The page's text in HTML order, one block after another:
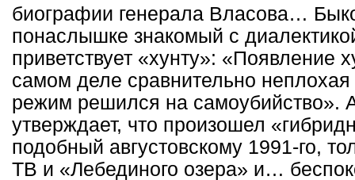
биографии генерала Власова…
понаслышке знакомый с
приветствует «хунту»: «Появление
самом деле сравнительно неплохая
режим решился на самоубийство».
утверждает, что произошел
подобный августовскому 1991-го,
ТВ и «Лебединого озера» и…